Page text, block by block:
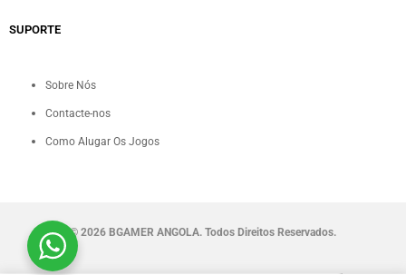
SUPORTE
Sobre Nós
Contacte-nos
Como Alugar Os Jogos
© 2026 BGAMER ANGOLA. Todos Direitos Reservados.